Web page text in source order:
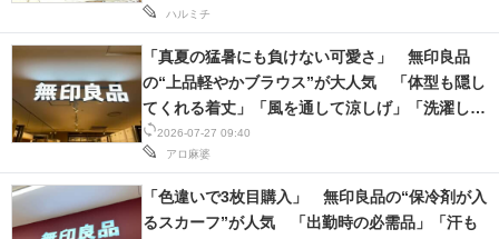
ハルミチ
2026-07-27 09:40
アロ麻婆
「真夏の猛暑にも負けない可愛さ」 無印良品
の“上品軽やかブラウス”が大人気 「体型も隠し
てくれる着丈」「風を通して涼しげ」「洗濯して
もすぐに乾く所も良い」
「色違いで3枚目購入」 無印良品の“保冷剤が入
るスカーフ”が人気 「出勤時の必需品」「汗も